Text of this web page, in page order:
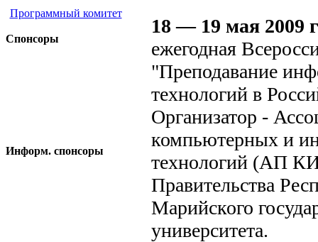
Программный комитет
Спонсоры
Информ. спонсоры
18 — 19 мая 2009
ежегодная
"Преподавание
технологий в
Организатор -
компьютерных и
технологий (АП
Правительства
Марийского
университета.